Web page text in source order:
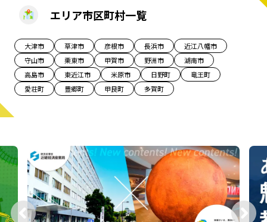
鳥取エリア
広島エリア
山口エリア
徳島エリア
香川エリア
愛媛エリア
高知エリア
福岡エリア
佐賀エリア
長崎エリア
沖縄エリア
カテゴリから探す
エリア市区町村一覧
大津市 草津市 彦根市 長浜市
近江八幡市
守山市
栗東市 甲賀市 野洲市
湖南市
高島市
東近江市 米原市 日野町
竜王町
愛荘町
豊郷町 甲良町 多賀町